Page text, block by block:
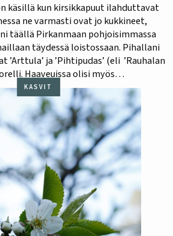
käsillä kun kirsikkapuut ilahduttavat
ne varmasti ovat jo kukkineet,
täällä Pirkanmaan pohjoisimmassa
täydessä loistossaan. Pihallani
’Arttula’ ja ’Pihtipudas’ (eli ’Rauhalan
Haaveuissa olisi myös
keksin ja löydän sille ensin sopivan
metsänrajassa kasvaa myös…
KASVIT